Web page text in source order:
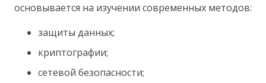
основывается на изучении современных методов:
защиты данных;
криптографии;
сетевой безопасности;